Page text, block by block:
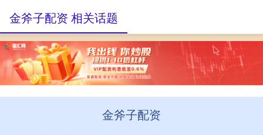
金斧子配资
金斧子配资 相关话题